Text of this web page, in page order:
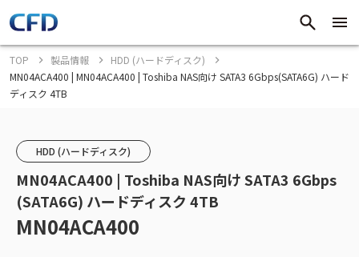
TOP 製品情報
HDD (ハードディスク)
MN04ACA400 | MN04ACA400 | Toshiba NAS向け SATA3 6Gbps(SATA6G) ハード
ディスク 4TB
HDD (ハードディスク)
MN04ACA400 | Toshiba NAS向け SATA3 6Gbps
(SATA6G) ハードディスク 4TB
MN04ACA400